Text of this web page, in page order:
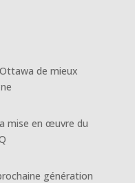
de mieux
mise en œuvre du
génération